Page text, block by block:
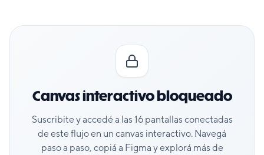
Canvas interactivo bloqueado
Suscribite y accedé a las 16pantallas conectadas
de este flujo en un canvas interactivo. Navegá
paso a paso, copiá a Figma y explorá más de